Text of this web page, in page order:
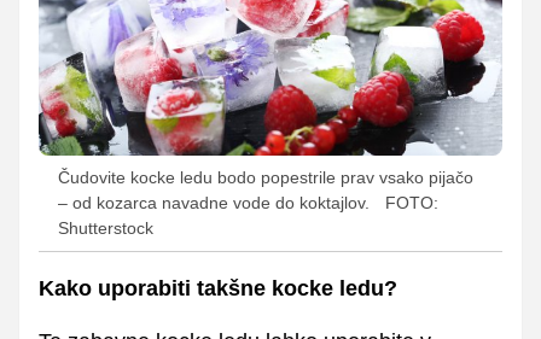
Čudovite kocke ledu bodo popestrile prav vsako pijačo
– od kozarca navadne vode do koktajlov.
FOTO:
Shutterstock
Kako uporabiti takšne kocke ledu?